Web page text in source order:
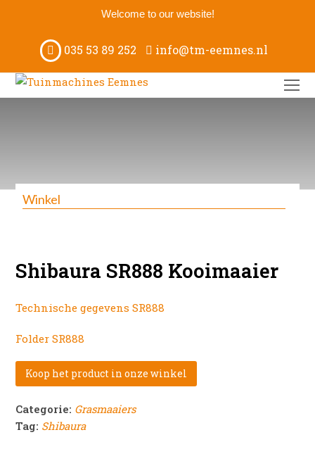
Welcome to our website!
035 53 89 252 info@tm-eemnes.nl
Winkel
Shibaura SR888 Kooimaaier
Technische gegevens SR888
Folder SR888
Koop het product in onze winkel
Categorie: Grasmaaiers
Tag: Shibaura